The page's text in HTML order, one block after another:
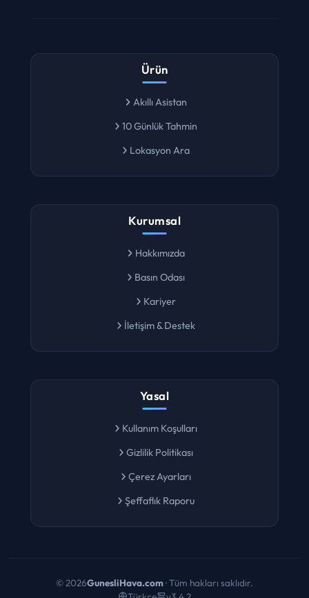
Ürün
Akıllı Asistan
10 Günlük Tahmin
Lokasyon Ara
Kurumsal
Hakkımızda
Basın Odası
Kariyer
İletişim & Destek
Yasal
Kullanım Koşulları
Gizlilik Politikası
Çerez Ayarları
Şeffaflık Raporu
© 2026GunesliHava.com· Tüm hakları saklıdır.